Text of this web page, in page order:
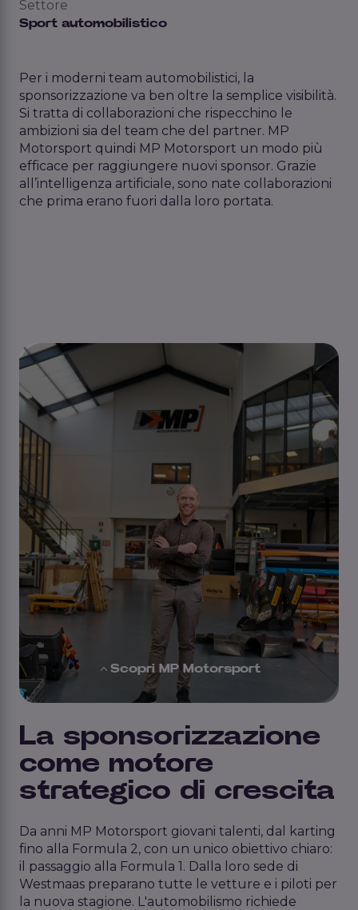
Settore
Sport automobilistico
Per i moderni team automobilistici, la
sponsorizzazione va ben oltre la semplice visibilità.
Si tratta di collaborazioni che rispecchino le
ambizioni sia del team che del partner. MP
Motorsport quindi MP Motorsport un modo più
efficace per raggiungere nuovi sponsor. Grazie
all’intelligenza artificiale, sono nate collaborazioni
che prima erano fuori dalla loro portata.
Scopri MP Motorsport
La sponsorizzazione
come motore
strategico di crescita
Da anni MP Motorsport giovani talenti, dal karting
fino alla Formula 2, con un unico obiettivo chiaro:
il passaggio alla Formula 1. Dalla loro sede di
Westmaas preparano tutte le vetture e i piloti per
la nuova stagione. L'automobilismo richiede